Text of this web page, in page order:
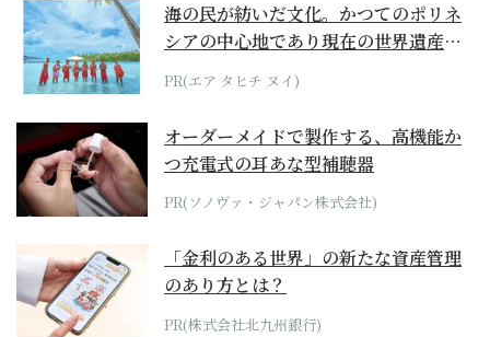
海の民が紡いだ文化。かつてのポリネ
シアの中心地であり現在の世界遺産か
らみえてくる...
PR(エア タヒチ ヌイ)
オーダーメイドで製作する、高機能か
つ充電式の耳あな型補聴器
PR(ソノヴァ・ジャパン株式会社)
「金利のある世界」の新たな資産管理
のあり方とは？
PR(株式会社北九州銀行)